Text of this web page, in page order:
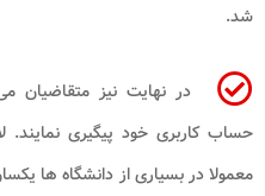
شد.
در نهایت نیز متقاضیان
حساب کاربری خود پیگیری نمایند.
معمولا در بسیاری از دانشگاه ها